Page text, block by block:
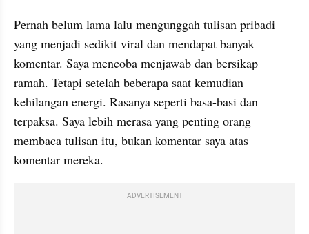
Pernah belum lama lalu mengunggah tulisan pribadi
yang menjadi sedikit viral dan mendapat banyak
komentar. Saya mencoba menjawab dan bersikap
ramah. Tetapi setelah beberapa saat kemudian
kehilangan energi. Rasanya seperti basa-basi dan
terpaksa. Saya lebih merasa yang penting orang
membaca tulisan itu, bukan komentar saya atas
komentar mereka.
ADVERTISEMENT